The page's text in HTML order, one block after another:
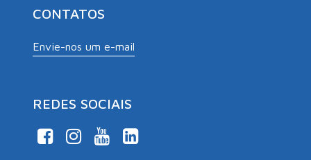
CONTATOS
Envie-nos um e-mail
REDES SOCIAIS